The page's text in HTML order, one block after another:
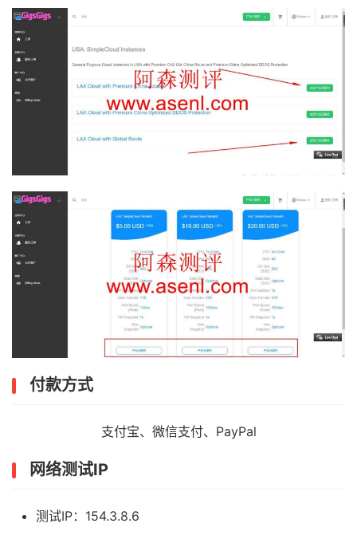
付款方式
支付宝、微信支付、PayPal
网络测试IP
测试IP：154.3.8.6